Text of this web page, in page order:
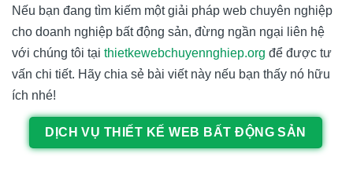
Nếu bạn đang tìm kiếm một giải pháp web chuyên nghiệp
cho doanh nghiệp bất động sản, đừng ngần ngại liên hệ
với chúng tôi tại thietkewebchuyennghiep.org để được tư
vấn chi tiết. Hãy chia sẻ bài viết này nếu bạn thấy nó hữu
ích nhé!
DỊCH VỤ THIẾT KẾ WEB BẤT ĐỘNG SẢN